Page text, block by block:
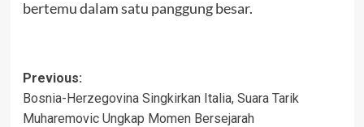
bertemu dalam satu panggung besar.
Post
navigation
Previous:
Bosnia-Herzegovina Singkirkan Italia, Suara Tarik
Muharemovic Ungkap Momen Bersejarah